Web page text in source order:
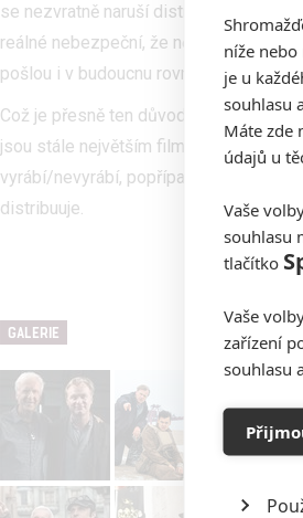
se nezvratně naruší distribuční model
reálné nebezpeční, že některé žánry
pošlou i v budoucnu rovnou do
Což je přesně ten důvod, proč by
jsou stále největším filmovým trhem
vyrábí/nevyrábí, popřípadě s jakým
distribuuje.
GALERIE
níže
je u
souhlasu
Máte zde
údajů u
Vaše
souhlasu
tlačítko
Vaše
zařízení
souhlasu